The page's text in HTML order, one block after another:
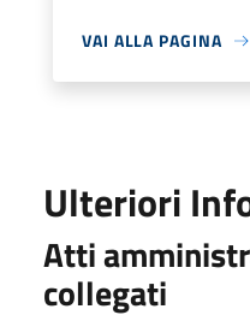
VAI ALLA PAGINA
Ulteriori
Atti
collegati